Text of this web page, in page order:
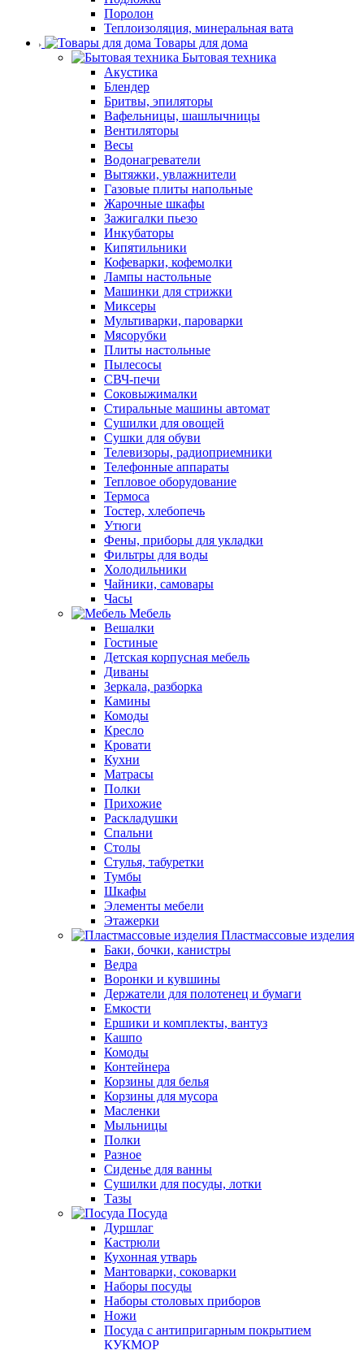
Поролон
Теплоизоляция, минеральная вата
Товары для дома
Бытовая техника
Акустика
Блендер
Бритвы, эпиляторы
Вафельницы, шашлычницы
Вентиляторы
Весы
Водонагреватели
Вытяжки, увлажнители
Газовые плиты напольные
Жарочные шкафы
Зажигалки пьезо
Инкубаторы
Кипятильники
Кофеварки, кофемолки
Лампы настольные
Машинки для стрижки
Миксеры
Мультиварки, пароварки
Мясорубки
Плиты настольные
Пылесосы
СВЧ-печи
Соковыжималки
Стиральные машины автомат
Сушилки для овощей
Сушки для обуви
Телевизоры, радиоприемники
Телефонные аппараты
Тепловое оборудование
Термоса
Тостер, хлебопечь
Утюги
Фены, приборы для укладки
Фильтры для воды
Холодильники
Чайники, самовары
Часы
Мебель
Вешалки
Гостиные
Детская корпусная мебель
Диваны
Зеркала, разборка
Камины
Комоды
Кресло
Кровати
Кухни
Матрасы
Полки
Прихожие
Раскладушки
Спальни
Столы
Стулья, табуретки
Тумбы
Шкафы
Элементы мебели
Этажерки
Пластмассовые изделия
Баки, бочки, канистры
Ведра
Воронки и кувшины
Держатели для полотенец и бумаги
Емкости
Ершики и комплекты, вантуз
Кашпо
Комоды
Контейнера
Корзины для белья
Корзины для мусора
Масленки
Мыльницы
Полки
Разное
Сиденье для ванны
Сушилки для посуды, лотки
Тазы
Посуда
Дуршлаг
Кастрюли
Кухонная утварь
Мантоварки, соковарки
Наборы посуды
Наборы столовых приборов
Ножи
Посуда с антипригарным покрытием
КУКМОР